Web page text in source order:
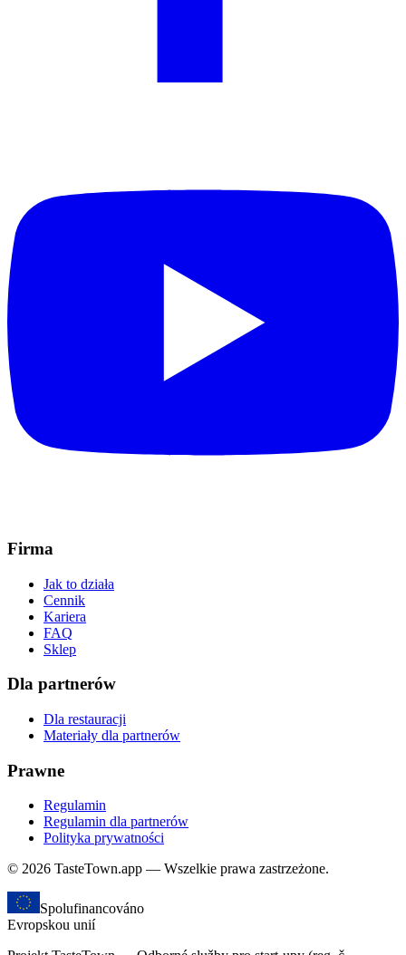
Firma
Jak to działa
Cennik
Kariera
FAQ
Sklep
Dla partnerów
Dla restauracji
Materiały dla partnerów
Prawne
Regulamin
Regulamin dla partnerów
Polityka prywatności
© 2026 TasteTown.app — Wszelkie prawa zastrzeżone.
Spolufinancováno
Evropskou unií